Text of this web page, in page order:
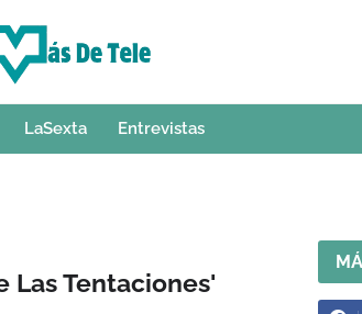
LaSexta Entrevistas
Las Tentaciones'